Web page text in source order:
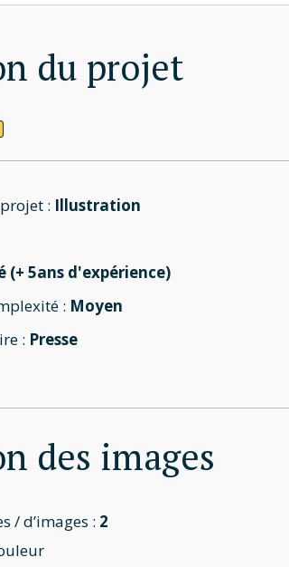
du projet
: Illustration
(+ 5ans d'expérience)
: Moyen
: Presse
des images
/ d’images : 2